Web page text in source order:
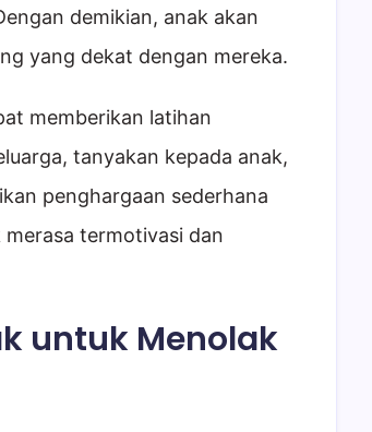
demikian, anak akan
yang dekat dengan mereka.
memberikan latihan
tanyakan kepada anak,
penghargaan sederhana
termotivasi dan
untuk Menolak